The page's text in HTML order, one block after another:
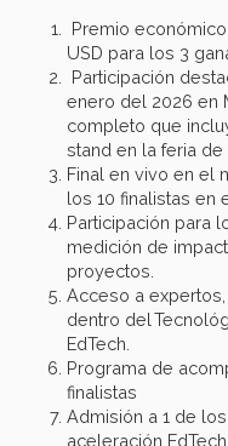
Premio
USD para los 3
Participación
enero del 2026 en
completo que
stand en la feria de
Final en vivo en el
los 10 finalistas en
Participación para
medición de
proyectos.
Acceso a
dentro del
EdTech.
Programa de
finalistas
Admisión a 1 de
aceleración